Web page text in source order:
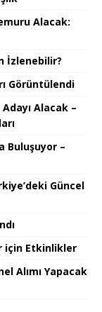
Alacak:
İzlenebilir?
Görüntülendi
Alacak –
Buluşuyor –
Güncel
için Etkinlikler
Alımı Yapacak